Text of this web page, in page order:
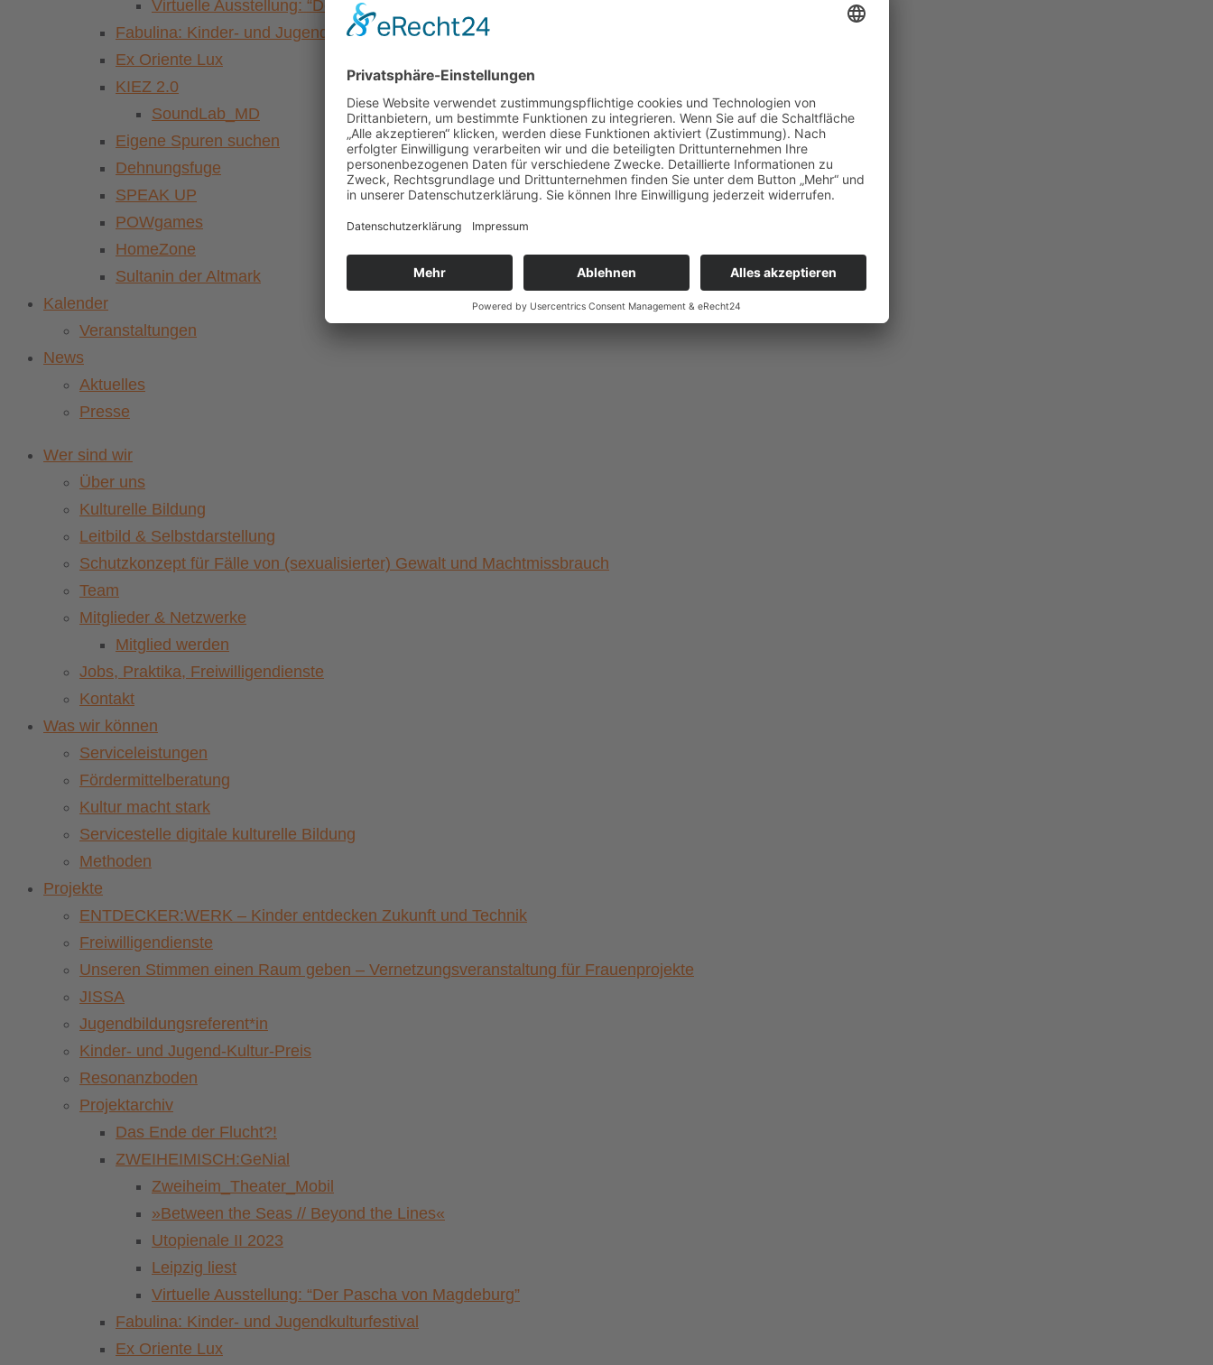
Virtuelle Ausstellung: “Der Pascha von Magdeburg”
Fabulina: Kinder- und Jugendkulturfestival
Ex Oriente Lux
KIEZ 2.0
SoundLab_MD
Eigene Spuren suchen
Dehnungsfuge
SPEAK UP
POWgames
HomeZone
Sultanin der Altmark
Kalender
Veranstaltungen
News
Aktuelles
Presse
Wer sind wir
Über uns
Kulturelle Bildung
Leitbild & Selbstdarstellung
Schutzkonzept für Fälle von (sexualisierter) Gewalt und Machtmissbrauch
Team
Mitglieder & Netzwerke
Mitglied werden
Jobs, Praktika, Freiwilligendienste
Kontakt
Was wir können
Serviceleistungen
Fördermittelberatung
Kultur macht stark
Servicestelle digitale kulturelle Bildung
Methoden
Projekte
ENTDECKER:WERK – Kinder entdecken Zukunft und Technik
Freiwilligendienste
Unseren Stimmen einen Raum geben – Vernetzungsveranstaltung für Frauenprojekte
JISSA
Jugendbildungsreferent*in
Kinder- und Jugend-Kultur-Preis
Resonanzboden
Projektarchiv
Das Ende der Flucht?!
ZWEIHEIMISCH:GeNial
Zweiheim_Theater_Mobil
»Between the Seas // Beyond the Lines«
Utopienale II 2023
Leipzig liest
Virtuelle Ausstellung: “Der Pascha von Magdeburg”
Fabulina: Kinder- und Jugendkulturfestival
Ex Oriente Lux